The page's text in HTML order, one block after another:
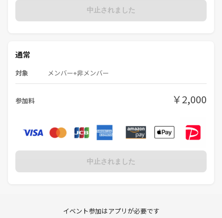
中止されました
通常
対象 メンバー+非メンバー
参加料 ￥2,000
中止されました
イベント参加はアプリが必要です